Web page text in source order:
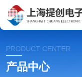
PRODUCT CENTER
产品中心